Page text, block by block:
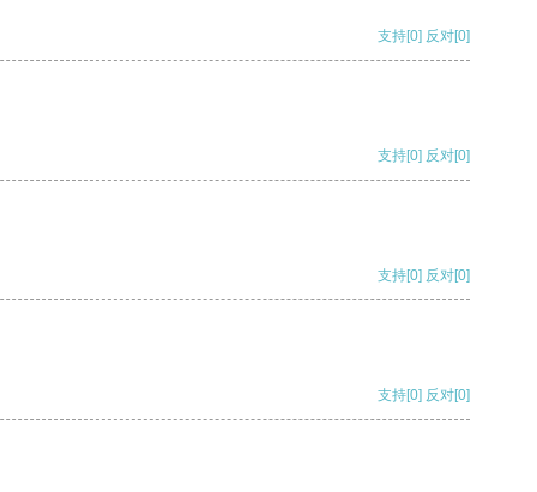
支持[0] 反对[0]
支持[0] 反对[0]
支持[0] 反对[0]
支持[0] 反对[0]